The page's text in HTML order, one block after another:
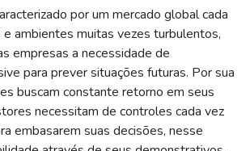
por um mercado global cada
ambientes muitas vezes turbulentos,
empresas a necessidade de
para prever situações futuras. Por sua
buscam constante retorno em seus
necessitam de controles cada vez
embasarem suas decisões, nesse